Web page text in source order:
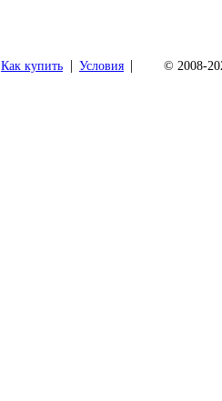
Как купить | Условия | © 2008-